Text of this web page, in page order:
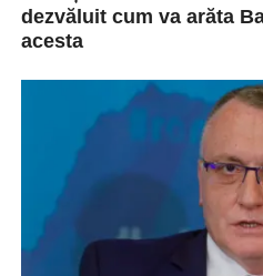
dezvăluit cum va arăta
acesta
elevii din acest an vor
bacalaureat așa...